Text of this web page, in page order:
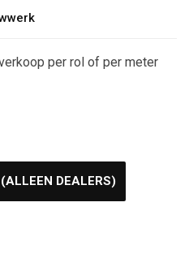
per rol of per meter
DEALERS)